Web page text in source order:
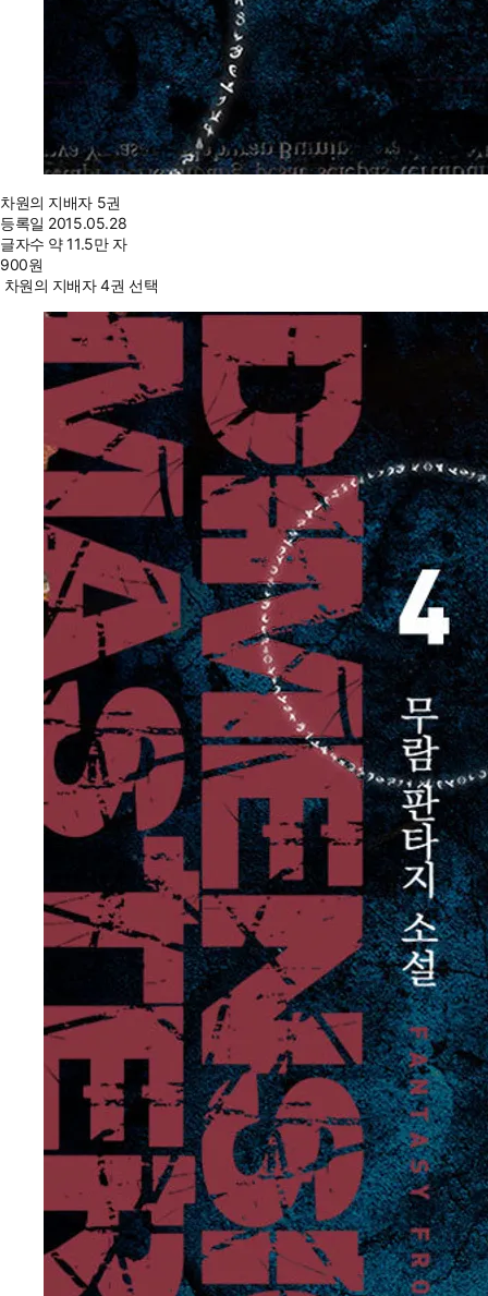
차원의 지배자 5권
등록일 2015.05.28
글자수 약 11.5만 자
900원
차원의 지배자 4권 선택